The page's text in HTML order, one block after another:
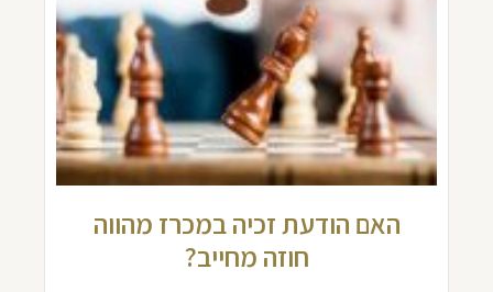
האם הודעת זכיה במכרז מהווה
חוזה מחייב?